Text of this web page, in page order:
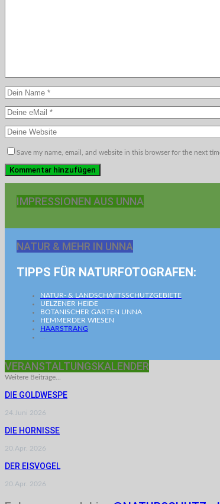
Save my name, email, and website in this browser for the next
IMPRESSIONEN AUS UNNA
NATUR & MEHR IN UNNA
TIPPS FÜR NATURFOTOGRAFEN:
NATUR- & LANDSCHAFTSSCHUTZGEBIETE
UELZENER HEIDE
BOTANISCHER GARTEN UNNA
HEMMERDER WIESEN
HAARSTRANG
VERANSTALTUNGSKALENDER
Weitere Beiträge...
DIE GOLDWESPE
24.Juni 2026
DIE HORNISSE
20.Apr. 2026
DER EISVOGEL
20.Apr. 2026